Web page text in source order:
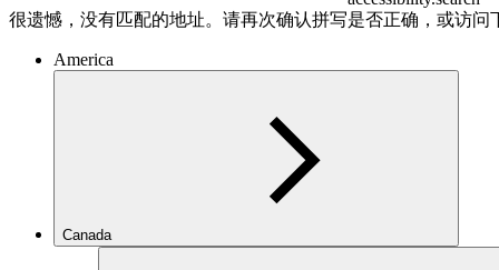
很遗憾，没有匹配的地址。请再次确认拼写是否正确，或访问
America
Canada